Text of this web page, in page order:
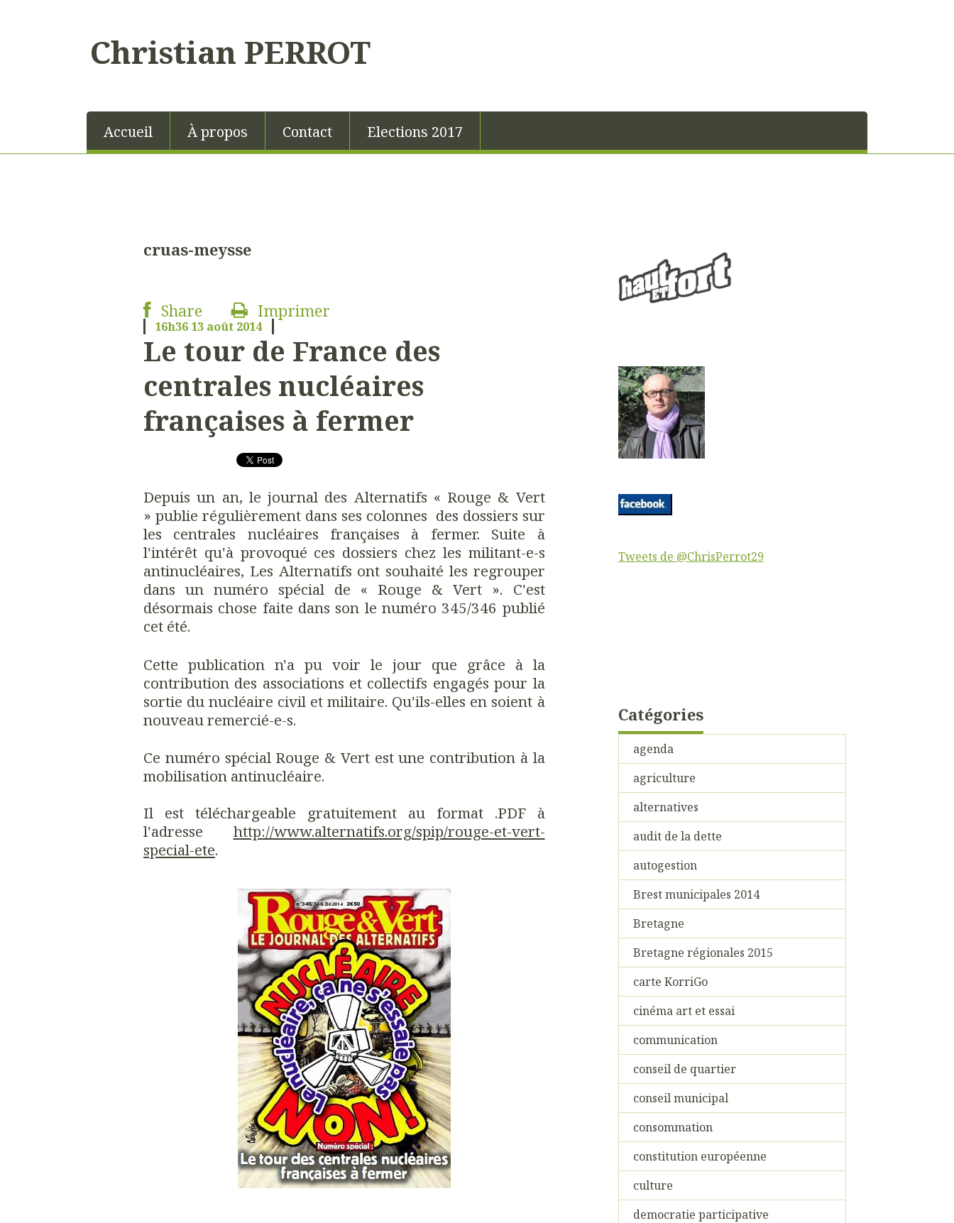
Christian PERROT
Accueil À propos Contact Elections 2017
cruas-meysse
Share Imprimer
16h36 13 août 2014
Le tour de France des
centrales nucléaires
françaises à fermer
Depuis un an, le journal des Alternatifs « Rouge & Vert
» publie régulièrement dans ses colonnes des dossiers sur
les centrales nucléaires françaises à fermer. Suite à
l'intérêt qu'à provoqué ces dossiers chez les militant-e-s
antinucléaires, Les Alternatifs ont souhaité les regrouper
dans un numéro spécial de « Rouge & Vert ». C'est
désormais chose faite dans son le numéro 345/346 publié
cet été.
Cette publication n'a pu voir le jour que grâce à la
contribution des associations et collectifs engagés pour la
sortie du nucléaire civil et militaire. Qu'ils-elles en soient à
nouveau remercié-e-s.
Ce numéro spécial Rouge & Vert est une contribution à la
mobilisation antinucléaire.
Il est téléchargeable gratuitement au format .PDF à
l'adresse http://www.alternatifs.org/spip/rouge-et-vert-
special-ete.
Tweets de @ChrisPerrot29
Catégories
agenda
agriculture
alternatives
audit de la dette
autogestion
Brest municipales 2014
Bretagne
Bretagne régionales 2015
carte KorriGo
cinéma art et essai
communication
conseil de quartier
conseil municipal
consommation
constitution européenne
culture
democratie participative